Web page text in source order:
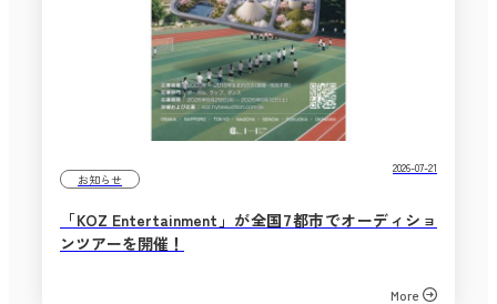
お知らせ
2026-07-21
「KOZ Entertainment」が全国7都市でオーディショ
ンツアーを開催！
More